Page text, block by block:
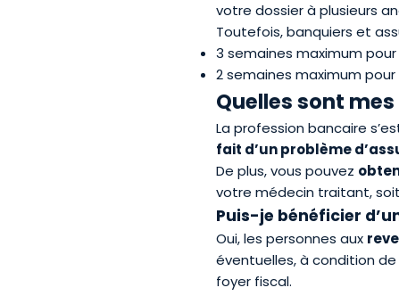
votre dossier à plusieurs
Toutefois, banquiers et
3 semaines maximum
2 semaines maximum
Quelles sont
La profession bancaire
fait d’un problème d’
De plus, vous pouvez
votre médecin traitant,
Puis-je bénéficier
Oui, les personnes aux
éventuelles, à condition
foyer fiscal.